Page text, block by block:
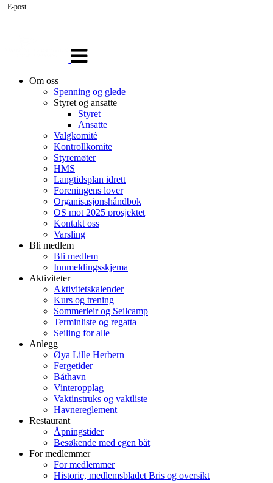
navigasjon
Om oss
Spenning og glede
Styret og ansatte
Styret
Ansatte
Valgkomitè
Kontrollkomite
Styremøter
HMS
Langtidsplan idrett
Foreningens lover
Organisasjonshåndbok
OS mot 2025 prosjektet
Kontakt oss
Varsling
Bli medlem
Bli medlem
Innmeldingsskjema
Aktiviteter
Aktivitetskalender
Kurs og trening
Sommerleir og Seilcamp
Terminliste og regatta
Seiling for alle
Anlegg
Øya Lille Herbern
Fergetider
Båthavn
Vinteropplag
Vaktinstruks og vaktliste
Havnereglement
Restaurant
Åpningstider
Besøkende med egen båt
For medlemmer
For medlemmer
Historie, medlemsbladet Bris og oversikt
E-post